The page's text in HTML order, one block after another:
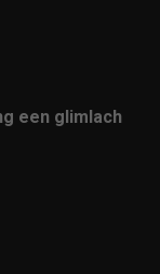
een glimlach